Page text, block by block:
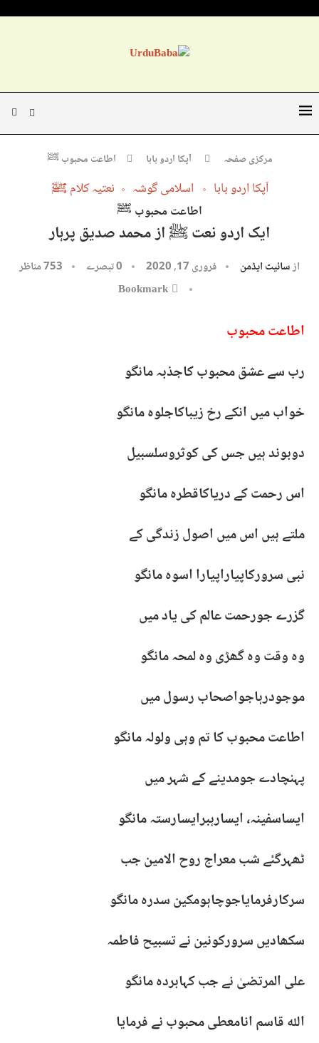
مرکزی صفحہ آپکا اردو بابا اطاعت محبوب ﷺ
آپکا اردو بابا اسلامی گوشہ نعتیہ کلام ﷺ
اطاعت محبوب ﷺ
ایک اردو نعت ﷺ از محمد صدیق پرہار
ازسائیٹ ایڈمن فروری 17, 2020 0 تبصرے 753مناظر
Bookmark
اطاعت محبوب
رب سے عشق محبوب کاجذبہ مانگو
خواب میں انکے رخ زیباکاجلوہ مانگو
دوبوند ہیں جس کی کوثروسلسبیل
اس رحمت کے دریاکاقطرہ مانگو
ملتے ہیں اس میں اصول زندگی کے
نبی سرورکاپیاراپیارا اسوہ مانگو
گزرے جورحمت عالم کی یاد میں
وہ وقت وہ گھڑی وہ لمحہ مانگو
موجودرہاجواصحاب رسول میں
اطاعت محبوب کا تم وہی ولولہ مانگو
پہنچادے جومدینے کے شہر میں
ایساسفینہ، ایسارہبرایسارستہ مانگو
ٹھہرگئے شب معراج روح الامین جب
سرکارفرمایاجوچاہومکین سدرہ مانگو
سکھادیں سرورکونین نے تسبیح فاطمہ
علی المرتضیٰ نے جب کہابردہ مانگو
اللہ قاسم انامعطی محبوب نے فرمایا